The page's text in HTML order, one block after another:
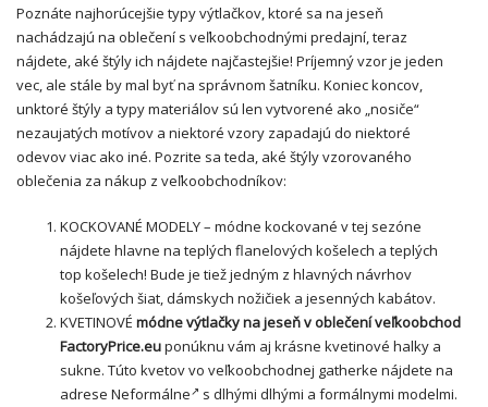
Poznáte najhorúcejšie typy výtlačkov, ktoré sa na jeseň
nachádzajú na oblečení s veľkoobchodnými predajní, teraz
nájdete, aké štýly ich nájdete najčastejšie! Príjemný vzor je jeden
vec, ale stále by mal byť na správnom šatníku. Koniec koncov,
unktoré štýly a typy materiálov sú len vytvorené ako „nosiče“
nezaujatých motívov a niektoré vzory zapadajú do niektoré
odevov viac ako iné. Pozrite sa teda, aké štýly vzorovaného
oblečenia za nákup z veľkoobchodníkov:
KOCKOVANÉ MODELY – módne kockované v tej sezóne
nájdete hlavne na teplých flanelových košelech a teplých
top košelech! Bude je tiež jedným z hlavných návrhov
košeľových šiat, dámskych nožičiek a jesenných kabátov.
KVETINOVÉ módne výtlačky na jeseň v oblečeníveľkoobchod
FactoryPrice.euponúknu vám aj krásne kvetinové halky a
sukne. Túto kvetov vo veľkoobchodnej gatherke nájdete na
adrese Neformálne
s dlhými dlhými a formálnymi modelmi.